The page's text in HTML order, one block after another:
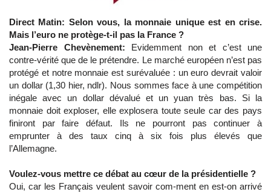
Direct Matin: Selon vous, la monnaie unique est en crise.
Mais l’euro ne protège-t-il pas la France ?
Jean-Pierre Chevènement: Evidemment non et c’est une
contre-vérité que de le prétendre. Le marché européen n’est pas
protégé et notre monnaie est surévaluée : un euro devrait valoir
un dollar (1,30 hier, ndlr). Nous sommes face à une compétition
inégale avec un dollar dévalué et un yuan très bas. Si la
monnaie doit exploser, elle explosera toute seule car des pays
finiront par faire défaut. Ils ne pourront pas continuer à
emprunter à des taux cinq à six fois plus élevés que
l’Allemagne.
Voulez-vous mettre ce débat au cœur de la présidentielle ?
Oui, car les Français veulent savoir com-ment en est-on arrivé